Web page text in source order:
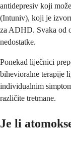
antidepresiv koji
(Intuniv), koji je
za ADHD. Svaka od
nedostatke.
Ponekad liječnici
bihevioralne terapije
individualnim
različite tretmane.
Je li